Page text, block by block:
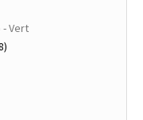
- Vert